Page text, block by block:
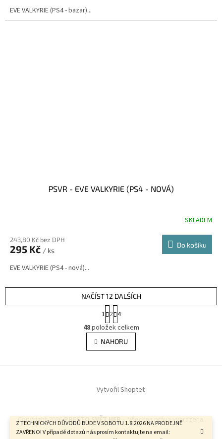
Z TECHNICKÝCH DŮVODŮ BUDE V SOBOTU 1.8.2026 NA PRODEJNĚ
ZAVŘENO! V případě dotazů nás prosím kontaktujte na email:
EVE VALKYRIE (PS4 - bazar)...
PSVR - EVE VALKYRIE (PS4 - NOVÁ)
SKLADEM
243,80 Kč bez DPH
295 Kč / ks
Do košíku
EVE VALKYRIE (PS4 - nová)...
O
v
l
á
í
v
k
y
NAČÍST 12 DALŠÍCH
S
t
r
á
n
k
v
n
í
1 2 4
48položek celkem
NAHORU
Vytvořil Shoptet
Copyright 2026PRESTO SVĚT HER - . Všechna práva vyhrazena.